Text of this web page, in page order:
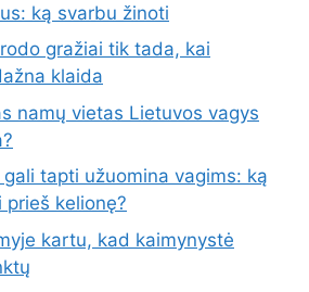
ką svarbu žinoti
gražiai tik tada, kai
klaida
namų vietas Lietuvos vagys
tapti užuomina vagims: ką
kelionę?
kartu, kad kaimynystė